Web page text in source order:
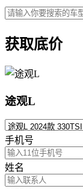
获取底价
途观L
手机号
姓名